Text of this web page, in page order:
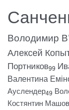
Володимир
Алексей
Портников99
Валентина
Ауслендер49
Костянтин